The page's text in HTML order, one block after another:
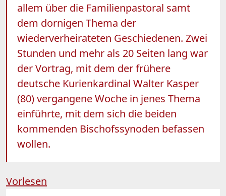
allem über die Familienpastoral samt
dem dornigen Thema der
wiederverheirateten Geschiedenen. Zwei
Stunden und mehr als 20 Seiten lang war
der Vortrag, mit dem der frühere
deutsche Kurienkardinal Walter Kasper
(80) vergangene Woche in jenes Thema
einführte, mit dem sich die beiden
kommenden Bischofssynoden befassen
wollen.
Vorlesen